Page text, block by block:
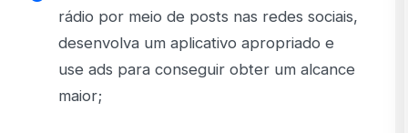
rádio por meio de posts nas redes sociais,
desenvolva um aplicativo apropriado e
use ads para conseguir obter um alcance
maior;